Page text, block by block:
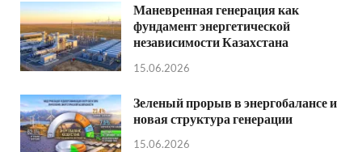
Маневренная генерация как
фундамент энергетической
независимости Казахстана
15.06.2026
Зеленый прорыв в энергобалансе и
новая структура генерации
15.06.2026